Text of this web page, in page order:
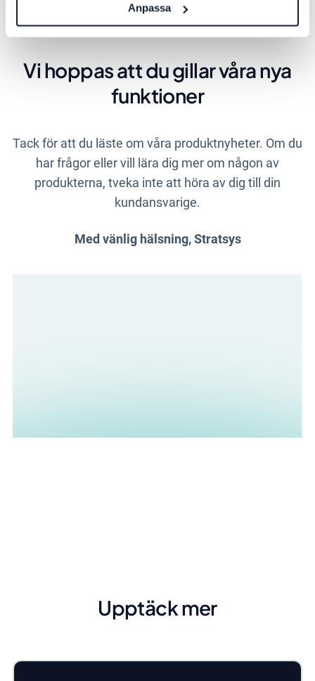
Anpassa
Vi hoppas att du gillar våra nya
funktioner
Tack för att du läste om våra produktnyheter. Om du
har frågor eller vill lära dig mer om någon av
produkterna, tveka inte att höra av dig till din
kundansvarige.
Med vänlig hälsning, Stratsys
Upptäck mer